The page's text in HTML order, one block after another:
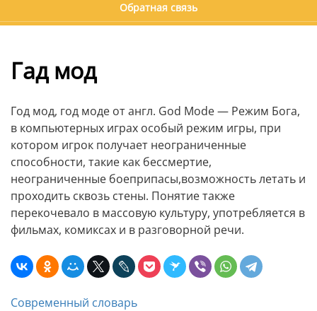
Обратная связь
Гад мод
Год мод, год моде от англ. God Mode — Режим Бога,
в компьютерных играх особый режим игры, при
котором игрок получает неограниченные
способности, такие как бессмертие,
неограниченные боеприпасы,возможность летать и
проходить сквозь стены. Понятие также
перекочевало в массовую культуру, употребляется в
фильмах, комиксах и в разговорной речи.
Современный словарь